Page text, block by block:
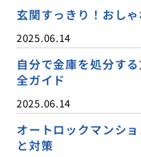
玄関すっきり！おし
2025.06.14
自分で金庫を処分す
全ガイド
2025.06.14
オートロックマンシ
と対策